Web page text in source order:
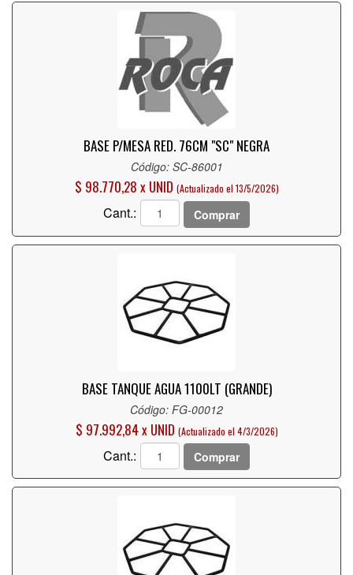
BASE P/MESA RED. 76CM "SC" NEGRA
Código: SC-86001
$ 98.770,28 x UNID (Actualizado el 13/5/2026)
Cant.: Comprar
BASE TANQUE AGUA 1100LT (GRANDE)
Código: FG-00012
$ 97.992,84 x UNID (Actualizado el 4/3/2026)
Cant.: Comprar